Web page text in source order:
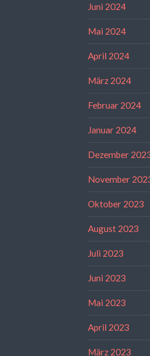
Juni 2024
Mai 2024
April 2024
März 2024
Februar 2024
Januar 2024
Dezember
November
Oktober 2023
August 2023
Juli 2023
Juni 2023
Mai 2023
April 2023
März 2023